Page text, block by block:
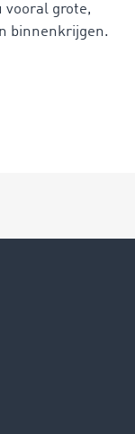
vooral grote,
binnenkrijgen.